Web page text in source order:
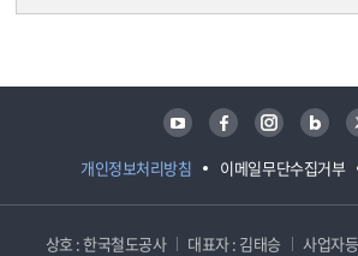
개인정보처리방침 이메일무단수집거부
유튜브 페이스북 인스타그램 블로그
상호 : 한국철도공사 대표자 : 김태승
사업자